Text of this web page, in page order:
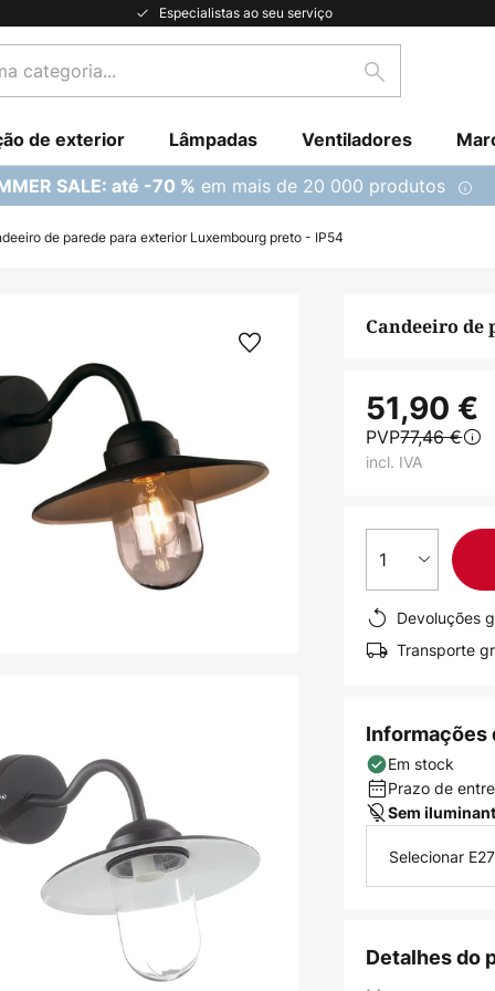
Especialistas ao seu serviço
Pesquisar
de exterior Lâmpadas Ventiladores
SALE: até -70 % em mais de 20 000 produtos
de parede para exterior Luxembourg preto - IP54
Candeeiro de
51,90 €
PVP77,46 €
incl. IVA
1
Devoluções
Transporte
Informações
Em stock
Prazo de
Sem
Selecionar
Detalhes do